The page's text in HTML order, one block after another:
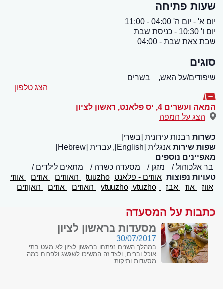
שעות פתיחה
יום א' - יום ה' 04:00 - 11:00
יום ו' 10:30 - כניסת שבת
שבת צאת שבת - 04:00
סוגים
שיפודים/על האש,
בשרים
הצג טלפון
המאה ועשרים 4, יס פלאנט , ראשון לציון
הצג על המפה
כשרות רבנות עירונית [בשרי]
שפות שירות אנגלית [English], עברית [Hebrew]
מאפיינים נוספים
בר אלכוהול
מזגן מסעדה כשרה
מתאים לילדים
טעויות נפוצות אווזים - פלאנט tuuzho האווזים אוזים
אווזי
אווז
אוז אבז vtuzho האוזים אוזים האןןזים
כתבות על המסעדה
מסעדות בראשון לציון
30/07/2017
במהלך השנים נפתחו בראשון לציון לא מעט בתי
אוכל וברים, ולצד זה המשיכו לשגשג ולפרוח כמה
מסעדות ותיקות ...